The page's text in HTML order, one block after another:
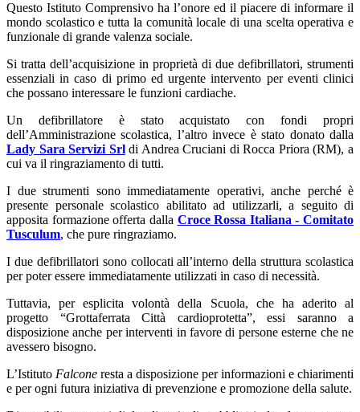
Questo Istituto Comprensivo ha l’onore ed il piacere di informare il
mondo scolastico e tutta la comunità locale di una scelta operativa e
funzionale di grande valenza sociale.
Si tratta dell’acquisizione in proprietà di due defibrillatori, strumenti
essenziali in caso di primo ed urgente intervento per eventi clinici
che possano interessare le funzioni cardiache.
Un defibrillatore è stato acquistato con fondi propri
dell’Amministrazione scolastica, l’altro invece è stato donato dalla
Lady Sara Servizi Srldi Andrea Cruciani di Rocca Priora (RM), a
cui va il ringraziamento di tutti.
I due strumenti sono immediatamente operativi, anche perché è
presente personale scolastico abilitato ad utilizzarli, a seguito di
apposita formazione offerta dalla Croce Rossa Italiana - Comitato
Tusculum, che pure ringraziamo.
I due defibrillatori sono collocati all’interno della struttura scolastica
per poter essere immediatamente utilizzati in caso di necessità.
Tuttavia, per esplicita volontà della Scuola, che ha aderito al
progetto “Grottaferrata Città cardioprotetta”, essi saranno a
disposizione anche per interventi in favore di persone esterne che ne
avessero bisogno.
L’Istituto Falcone resta a disposizione per informazioni e chiarimenti
e per ogni futura iniziativa di prevenzione e promozione della salute.